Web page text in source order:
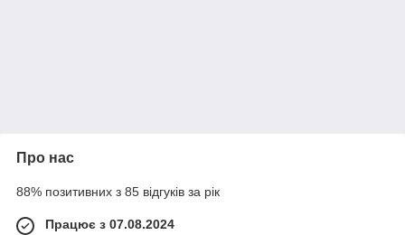
Про нас
88% позитивних з 85 відгуків за рік
Працює з 07.08.2024